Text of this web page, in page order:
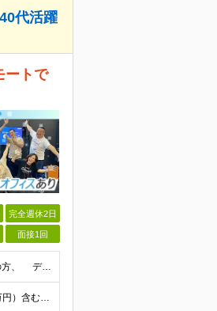
代活躍
ートで
完全週休2日
面接1回
◆学歴不問 ◆課題解決に向けたデータ分析の実務経験 ※事業会社でのご経験をお持ちの方、 データ分析～プレゼンまでのご経験をお持ちの方は尚歓迎します ＜歓迎要件・求める人物像＞ ◎複雑な課題を整理し
月給30万円〜40万円（経験・能力を考慮して決定） ※固定残業代20時間分（4.0〜5.5万円）含む／超過分は全額支給 ※経験・スキルを考慮のうえ決定いたします ※6ヶ月の試用期間あり。期間中の待遇に